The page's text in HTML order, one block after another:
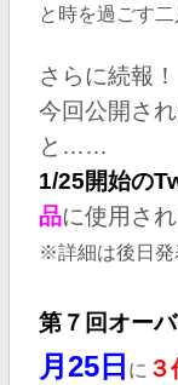
と時を過ごす
さらに続報！
今回公開さ
と……
1/25開始の
品に使用さ
※詳細は後日発
第７回オー
月25日 に